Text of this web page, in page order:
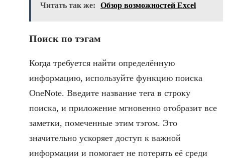
Читать так же: Обзор возможностей Excel
Поиск по тэгам
Когда требуется найти определённую
информацию, используйте функцию поиска
OneNote. Введите название тега в строку
поиска, и приложение мгновенно отобразит все
заметки, помеченные этим тэгом. Это
значительно ускоряет доступ к важной
информации и помогает не потерять её среди